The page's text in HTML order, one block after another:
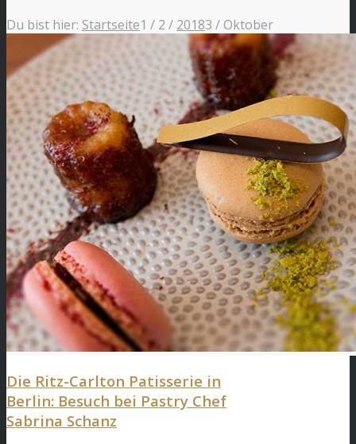
Du bist hier: Startseite1 / 2 / 20183 / Oktober
Die Ritz-Carlton Patisserie in
Berlin: Besuch bei Pastry Chef
Sabrina Schanz